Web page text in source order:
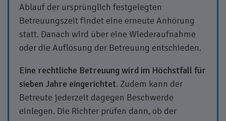
Ablauf der ursprünglich festgelegten
Betreuungszeit findet eine erneute Anhörung
statt. Danach wird über eine Wiederaufnahme
oder die Auflösung der Betreuung entschieden.
Eine rechtliche Betreuung wird im Höchstfall für
sieben Jahre eingerichtet. Zudem kann der
Betreute jederzeit dagegen Beschwerde
einlegen. Die Richter prüfen dann, ob der